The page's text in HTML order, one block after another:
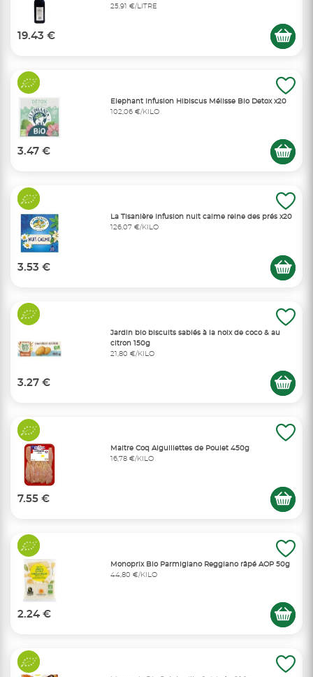
25,91 €/LITRE
19.43 €
Elephant Infusion Hibiscus Mélisse Bio Detox x20
102,06 €/KILO
3.47 €
La Tisanière Infusion nuit calme reine des prés x20
126,07 €/KILO
3.53 €
Jardin bio biscuits sablés à la noix de coco & au
citron 150g
21,80 €/KILO
3.27 €
Maitre Coq Aiguillettes de Poulet 450g
16,78 €/KILO
7.55 €
Monoprix Bio Parmigiano Reggiano râpé AOP 50g
44,80 €/KILO
2.24 €